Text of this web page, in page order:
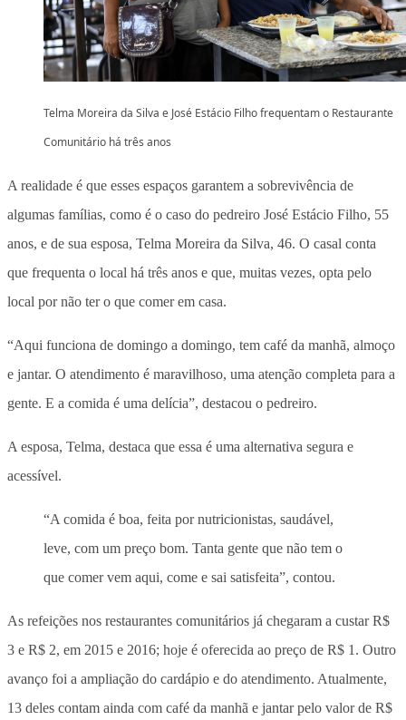
Telma Moreira da Silva e José Estácio Filho frequentam o Restaurante
Comunitário há três anos
A realidade é que esses espaços garantem a sobrevivência de
algumas famílias, como é o caso do pedreiro José Estácio Filho, 55
anos, e de sua esposa, Telma Moreira da Silva, 46. O casal conta
que frequenta o local há três anos e que, muitas vezes, opta pelo
local por não ter o que comer em casa.
“Aqui funciona de domingo a domingo, tem café da manhã, almoço
e jantar. O atendimento é maravilhoso, uma atenção completa para a
gente. E a comida é uma delícia”, destacou o pedreiro.
A esposa, Telma, destaca que essa é uma alternativa segura e
acessível.
“A comida é boa, feita por nutricionistas, saudável,
leve, com um preço bom. Tanta gente que não tem o
que comer vem aqui, come e sai satisfeita”, contou.
As refeições nos restaurantes comunitários já chegaram a custar R$
3 e R$ 2, em 2015 e 2016; hoje é oferecida ao preço de R$ 1. Outro
avanço foi a ampliação do cardápio e do atendimento. Atualmente,
13 deles contam ainda com café da manhã e jantar pelo valor de R$